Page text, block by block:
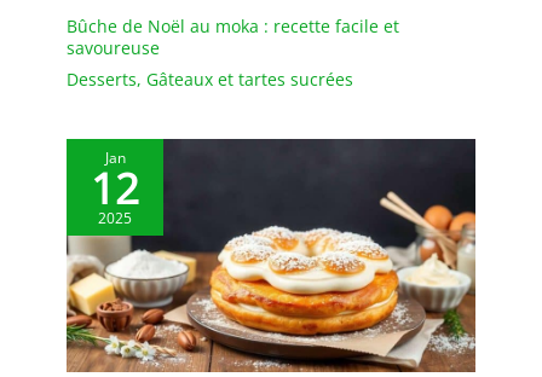
Bûche de Noël au moka : recette facile et
savoureuse
Desserts, Gâteaux et tartes sucrées
Jan
12
2025